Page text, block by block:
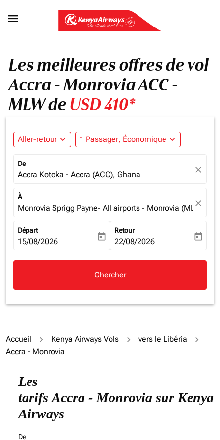

Les meilleures offres de vol
Accra - Monrovia ACC -
MLW deUSD 410*
Aller-retour expand_more 1 Passager, Économique expand_more
De
Accra Kotoka - Accra (ACC), Ghana close
À
Monrovia Sprigg Payne- All airports - Monrovia (MLW),
close
Départ
fc-booking-departure-date-aria-label
15/08/2026 today
Retour
fc-booking-return-date-aria-
22/08/2026 today
Chercher
Accueil Kenya Airways Vols
vers le Libéria
Accra - Monrovia
Les
tarifs Accra - Monrovia sur Kenya
Airways
De